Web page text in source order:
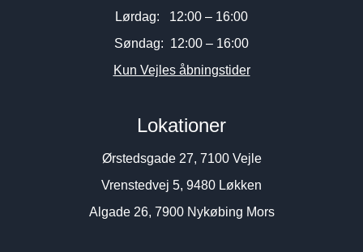
Lørdag: 12:00 – 16:00
Søndag: 12:00 – 16:00
Kun Vejles åbningstider
Lokationer
Ørstedsgade 27, 7100 Vejle
Vrenstedvej 5, 9480 Løkken
Algade 26, 7900 Nykøbing Mors